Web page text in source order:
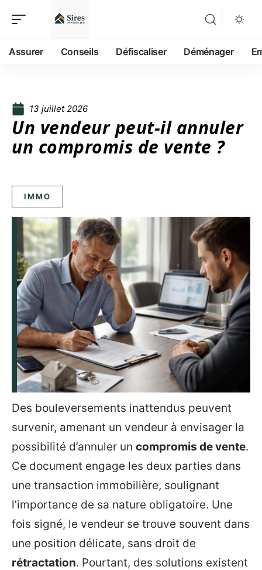
Assurer Conseils Défiscaliser Déménager
13 juillet 2026
Un vendeur peut-il annuler
un compromis de vente ?
IMMO
Des bouleversements inattendus peuvent
survenir, amenant un vendeur à envisager la
possibilité d’annuler un compromis de vente.
Ce document engage les deux parties dans
une transaction immobilière, soulignant
l’importance de sa nature obligatoire. Une
fois signé, le vendeur se trouve souvent dans
une position délicate, sans droit de
rétractation. Pourtant, des solutions existent